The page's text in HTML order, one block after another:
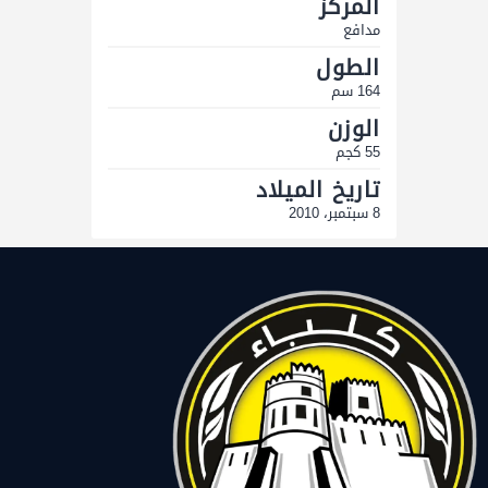
مدافع
الطول
164 سم
الوزن
55 كجم
تاريخ الميلاد
8 سبتمبر، 2010